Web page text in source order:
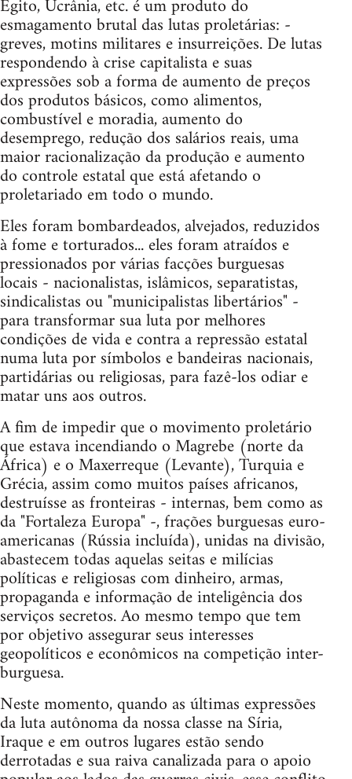
Egito, Ucrânia, etc. é um produto do
esmagamento brutal das lutas proletárias: -
greves, motins militares e insurreições. De lutas
respondendo à crise capitalista e suas
expressões sob a forma de aumento de preços
dos produtos básicos, como alimentos,
combustível e moradia, aumento do
desemprego, redução dos salários reais, uma
maior racionalização da produção e aumento
do controle estatal que está afetando o
proletariado em todo o mundo.
Eles foram bombardeados, alvejados, reduzidos
à fome e torturados... eles foram atraídos e
pressionados por várias facções burguesas
locais - nacionalistas, islâmicos, separatistas,
sindicalistas ou "municipalistas libertários" -
para transformar sua luta por melhores
condições de vida e contra a repressão estatal
numa luta por símbolos e bandeiras nacionais,
partidárias ou religiosas, para fazê-los odiar e
matar uns aos outros.
A fim de impedir que o movimento proletário
que estava incendiando o Magrebe (norte da
África) e o Maxerreque (Levante), Turquia e
Grécia, assim como muitos países africanos,
destruísse as fronteiras - internas, bem como as
da "Fortaleza Europa" -, frações burguesas euro-
americanas (Rússia incluída), unidas na divisão,
abastecem todas aquelas seitas e milícias
políticas e religiosas com dinheiro, armas,
propaganda e informação de inteligência dos
serviços secretos. Ao mesmo tempo que tem
por objetivo assegurar seus interesses
geopolíticos e econômicos na competição inter-
burguesa.
Neste momento, quando as últimas expressões
da luta autônoma da nossa classe na Síria,
Iraque e em outros lugares estão sendo
derrotadas e sua raiva canalizada para o apoio